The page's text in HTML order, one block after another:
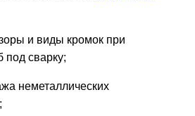
и виды кромок при
под сварку;
неметаллических